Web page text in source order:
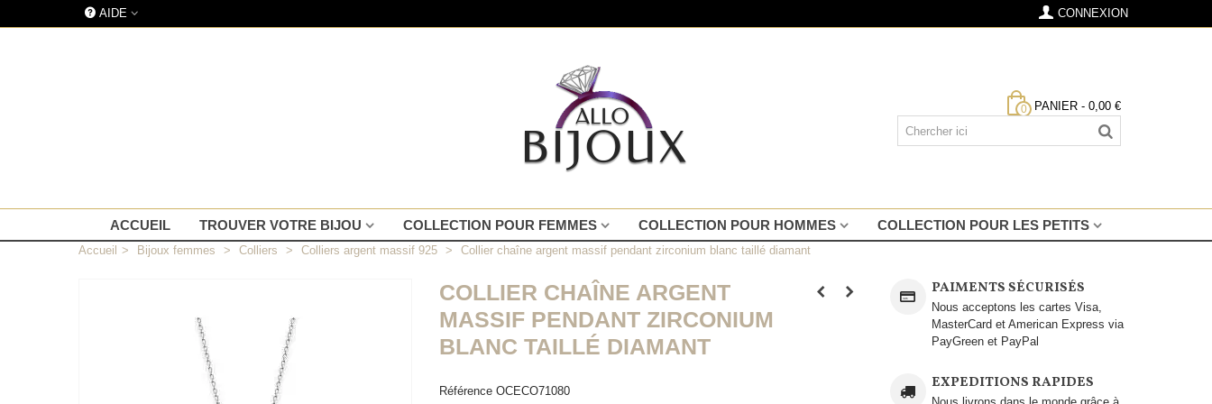
AIDE CONNEXION
0 PANIER - 0,00 €
ACCUEIL TROUVER VOTRE BIJOU COLLECTION POUR FEMMES COLLECTION POUR HOMMES COLLECTION POUR LES PETITS
Accueil > Bijoux femmes > Colliers > Colliers argent massif 925 > Collier chaîne argent massif pendant zirconium blanc taillé diamant
COLLIER CHAÎNE ARGENT
MASSIF PENDANT ZIRCONIUM
BLANC TAILLÉ DIAMANT
Référence OCECO71080
PAIMENTS SÉCURISÉS
Nous acceptons les cartes Visa,
MasterCard et American Express via
PayGreen et PayPal
EXPEDITIONS RAPIDES